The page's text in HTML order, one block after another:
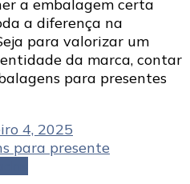
a embalagem certa
a diferença na
para valorizar um
da marca, contar
para presentes
4, 2025